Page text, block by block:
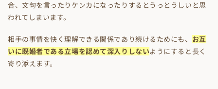
合、文句を言ったりケンカになったりするとうっとうしいと思
われてしまいます。
相手の事情を快く理解できる関係であり続けるためにも、 お互
いに既婚者である立場を認めて深入りしないようにすると長く
寄り添えます。